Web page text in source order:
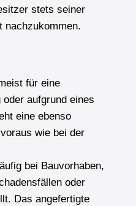
stets seiner
nachzukommen.
für eine
aufgrund eines
eine ebenso
wie bei der
bei Bauvorhaben,
oder
Das angefertigte